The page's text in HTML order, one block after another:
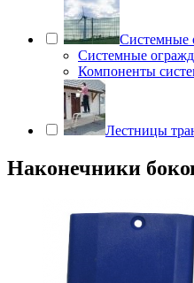
Системные
Системные
Компоненты
Лестницы
Наконечники